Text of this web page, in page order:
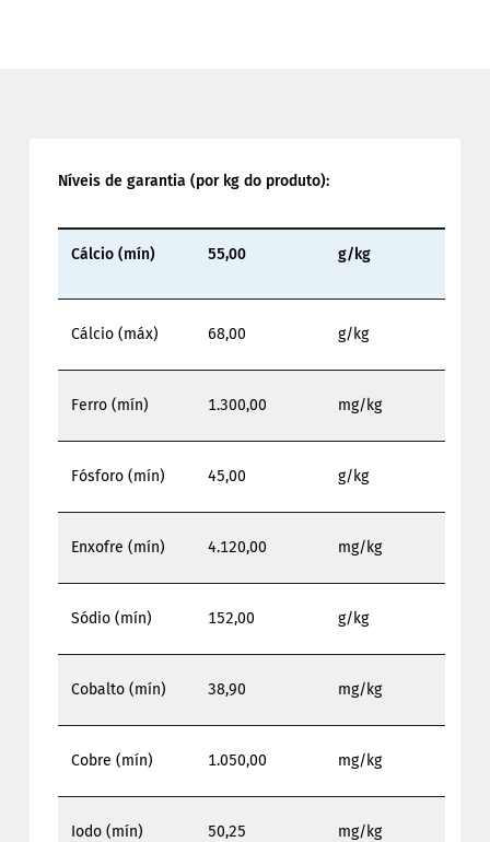
Níveis de garantia (por kg do produto):
Cálcio (mín) 55,00 g/kg
Cálcio (máx) 68,00 g/kg
Ferro (mín) 1.300,00 mg/kg
Fósforo (mín) 45,00 g/kg
Enxofre (mín) 4.120,00 mg/kg
Sódio (mín) 152,00 g/kg
Cobalto (mín) 38,90 mg/kg
Cobre (mín) 1.050,00 mg/kg
Iodo (mín) 50,25 mg/kg